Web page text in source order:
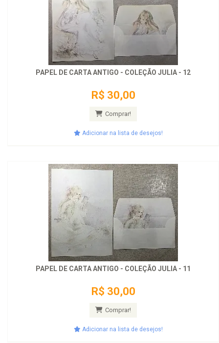
PAPEL DE CARTA ANTIGO - COLEÇÃO JULIA - 12
R$ 30,00
Comprar!
Adicionar na lista de desejos!
PAPEL DE CARTA ANTIGO - COLEÇÃO JULIA - 11
R$ 30,00
Comprar!
Adicionar na lista de desejos!